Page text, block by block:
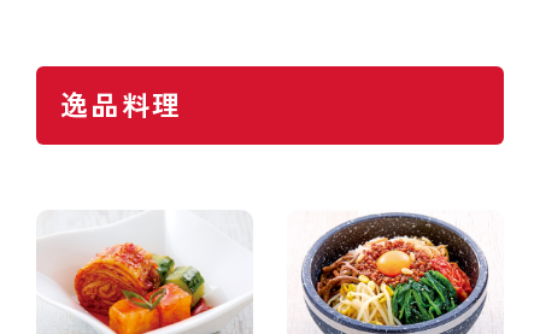
逸品料理